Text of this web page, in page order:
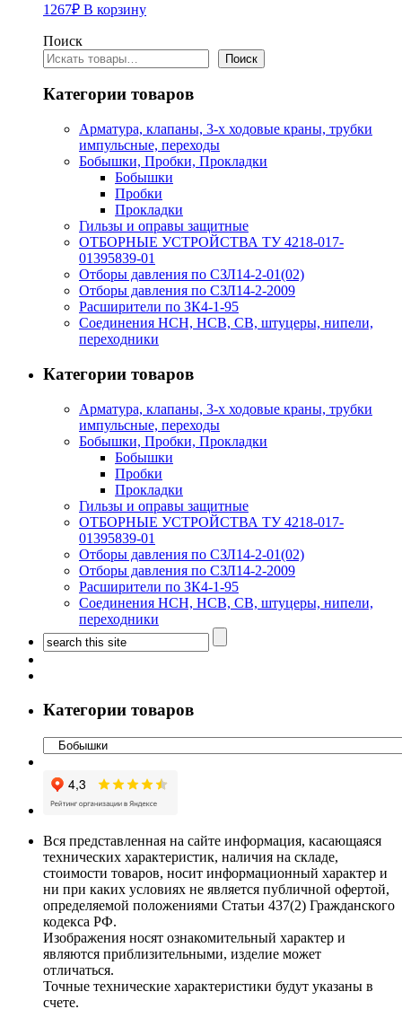
1267₽ В корзину
Поиск
Поиск
Категории товаров
Арматура, клапаны, 3-х ходовые краны, трубки
импульсные, переходы
Бобышки, Пробки, Прокладки
Бобышки
Пробки
Прокладки
Гильзы и оправы защитные
ОТБОРНЫЕ УСТРОЙСТВА ТУ 4218-017-
01395839-01
Отборы давления по СЗЛ14-2-01(02)
Отборы давления по СЗЛ14-2-2009
Расширители по ЗК4-1-95
Соединения НСН, НСВ, СВ, штуцеры, нипели,
переходники
Категории товаров
Арматура, клапаны, 3-х ходовые краны, трубки
импульсные, переходы
Бобышки, Пробки, Прокладки
Бобышки
Пробки
Прокладки
Гильзы и оправы защитные
ОТБОРНЫЕ УСТРОЙСТВА ТУ 4218-017-
01395839-01
Отборы давления по СЗЛ14-2-01(02)
Отборы давления по СЗЛ14-2-2009
Расширители по ЗК4-1-95
Соединения НСН, НСВ, СВ, штуцеры, нипели,
переходники
Категории товаров
Вся представленная на сайте информация, касающаяся
технических характеристик, наличия на складе,
стоимости товаров, носит информационный характер и
ни при каких условиях не является публичной офертой,
определяемой положениями Статьи 437(2) Гражданского
кодекса РФ.
Изображения носят ознакомительный характер и
являются приблизительными, изделие может
отличаться.
Точные технические характеристики будут указаны в
счете.